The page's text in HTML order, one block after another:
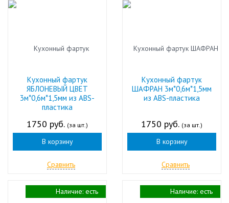
Кухонный фартук
ЯБЛОНЕВЫЙ ЦВЕТ
3м*0,6м*1,5мм из ABS-
пластика
1750 руб. (за шт.)
В корзину
Сравнить
Кухонный фартук
ШАФРАН 3м*0,6м*1,5мм
из ABS-пластика
1750 руб. (за шт.)
В корзину
Сравнить
Наличие: есть Наличие: есть